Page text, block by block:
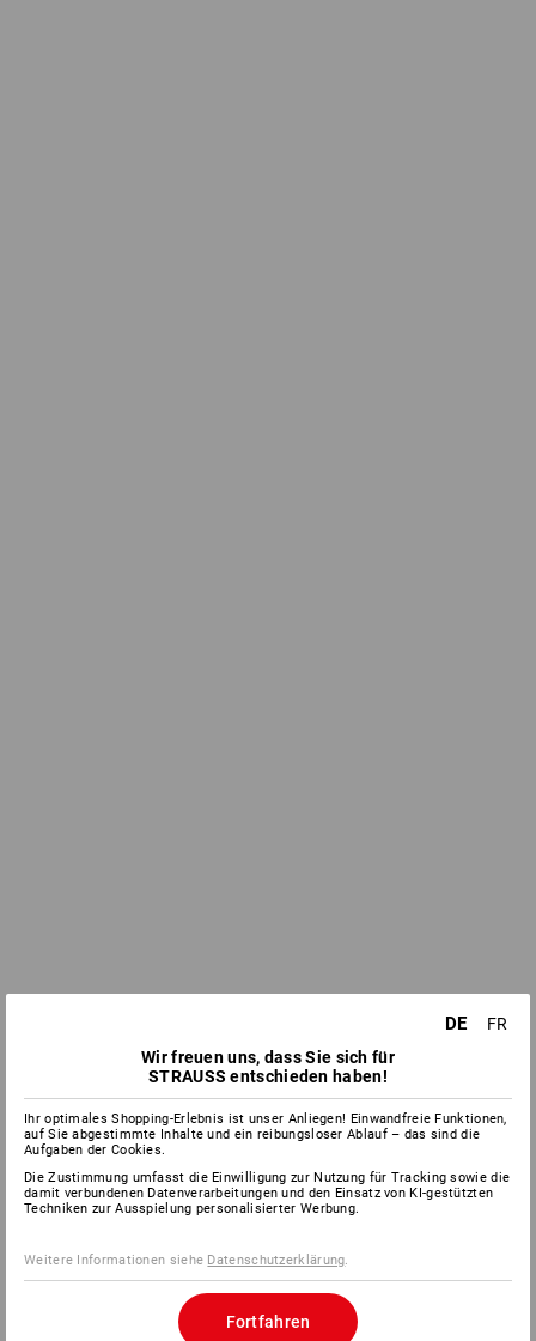
DE
FR
Wir freuen uns, dass Sie sich für
STRAUSS entschieden haben!
Ihr optimales Shopping-Erlebnis ist unser Anliegen! Einwandfreie Funktionen,
auf Sie abgestimmte Inhalte und ein reibungsloser Ablauf – das sind die
Aufgaben der Cookies.
Die Zustimmung umfasst die Einwilligung zur Nutzung für Tracking sowie die
damit verbundenen Datenverarbeitungen und den Einsatz von KI-gestützten
Techniken zur Ausspielung personalisierter Werbung.
Weitere Informationen siehe Datenschutzerklärung.
Fortfahren